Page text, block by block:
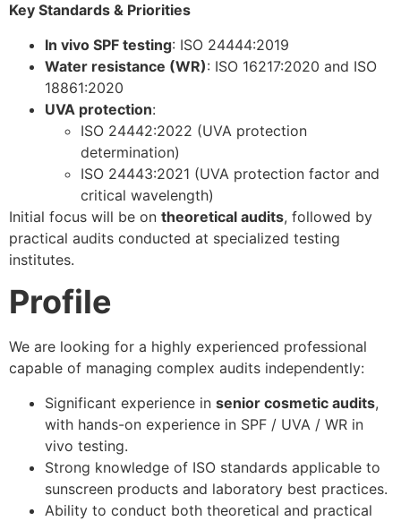
Key Standards & Priorities
In vivo SPF testing: ISO 24444:2019
Water resistance (WR): ISO 16217:2020 and ISO
18861:2020
UVA protection:
ISO 24442:2022 (UVA protection
determination)
ISO 24443:2021 (UVA protection factor and
critical wavelength)
Initial focus will be on theoretical audits, followed by
practical audits conducted at specialized testing
institutes.
Profile
We are looking for a highly experienced professional
capable of managing complex audits independently:
Significant experience in senior cosmetic audits,
with hands-on experience in SPF / UVA / WR in
vivo testing.
Strong knowledge of ISO standards applicable to
sunscreen products and laboratory best practices.
Ability to conduct both theoretical and practical